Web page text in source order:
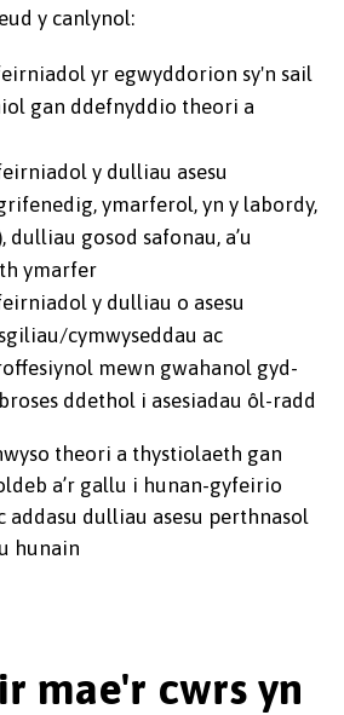
y canlynol:
yr egwyddorion sy'n sail
gan ddefnyddio theori a
y dulliau asesu
ymarferol, yn y labordy,
dulliau gosod safonau, a’u
ymarfer
y dulliau o asesu
cymwyseddau ac
mewn gwahanol gyd-
ddethol i asesiadau ôl-radd
theori a thystiolaeth gan
a’r gallu i hunan-gyfeirio
dulliau asesu perthnasol
hunain
mae'r cwrs yn